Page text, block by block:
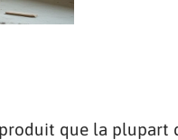
que la plupart